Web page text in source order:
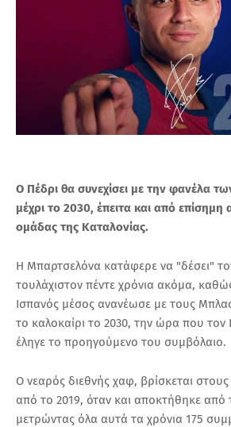
Ο Πέδρι θα συνεχίσει με την φανέλα
μέχρι το 2030, έπειτα και από
ομάδας της Καταλονίας.
Η Μπαρτσελόνα κατάφερε να "δέσει"
τουλάχιστον πέντε χρόνια ακόμα,
Ισπανός μέσος ανανέωσε με τους
το καλοκαίρι το 2030, την ώρα που τον
έληγε το προηγούμενο του συμβόλαιο.
Ο νεαρός διεθνής χαφ, βρίσκεται
από το 2019, όταν και αποκτήθηκε από
μετρώντας όλα αυτά τα χρόνια 175